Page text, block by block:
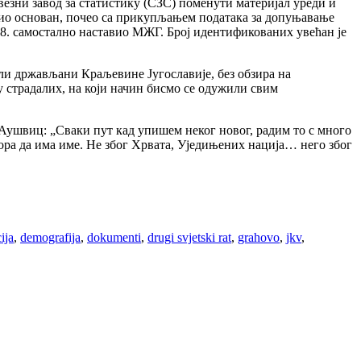
основан, почео са прикупљањем података за допуњавање
самостално наставио МЖГ. Број идентификованих увећан је
држављани Краљевине Југославије, без обзира на
страдалих, на који начин бисмо се одужили свим
„Сваки пут кад упишем неког новог, радим то с много
да има име. Не због Хрвата, Уједињених нација… него због
, demografija, dokumenti, drugi svjetski rat, grahovo, jkv,